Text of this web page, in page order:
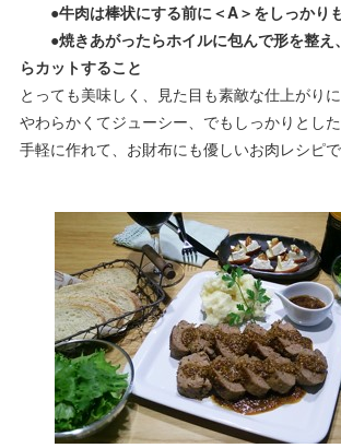
●牛肉は棒状にする前に＜A＞をしっかり
●焼きあがったらホイルに包んで形を整え
らカットすること
とっても美味しく、見た目も素敵な仕上がり
やわらかくてジューシー、でもしっかりとし
手軽に作れて、お財布にも優しいお肉レシピで